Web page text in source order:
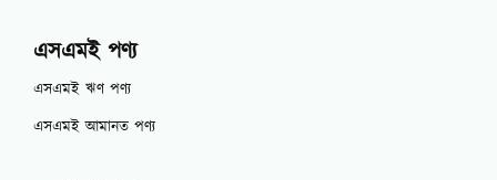
এসএমই পণ্য
এসএমই ঋণ পণ্য
এসএমই আমানত পণ্য